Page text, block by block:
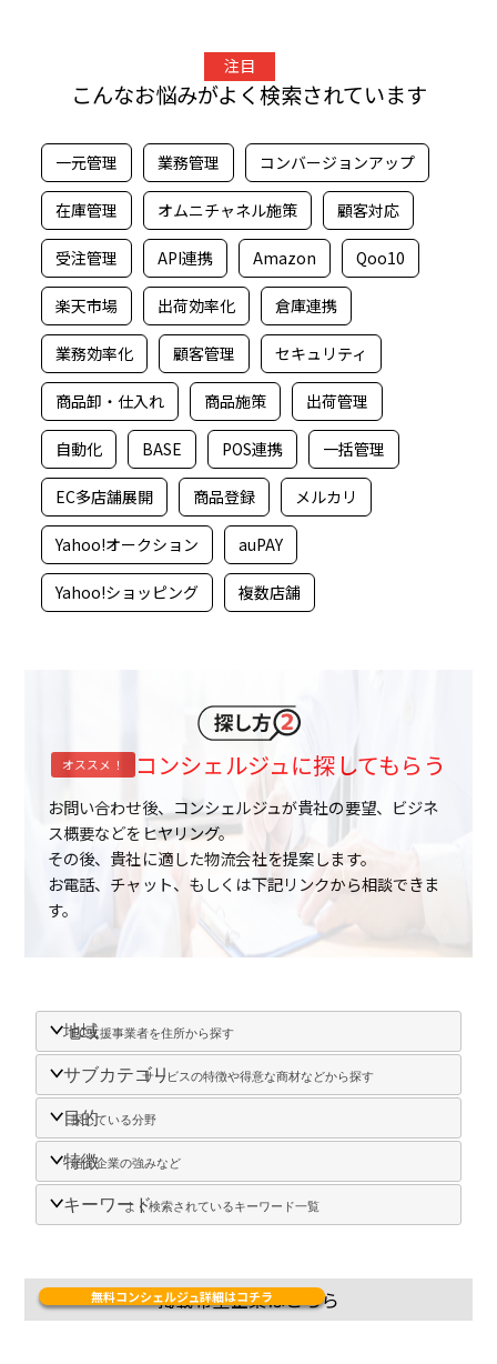
注目
こんなお悩みがよく検索されています
一元管理 業務管理 コンバージョンアップ
在庫管理 オムニチャネル施策 顧客対応
受注管理 API連携 Amazon Qoo10
楽天市場 出荷効率化 倉庫連携
業務効率化 顧客管理 セキュリティ
商品卸・仕入れ 商品施策 出荷管理
自動化 BASE POS連携 一括管理
EC多店舗展開 商品登録 メルカリ
Yahoo!オークション auPAY
Yahoo!ショッピング 複数店舗
オススメ！ コンシェルジュに探してもらう
お問い合わせ後、コンシェルジュが貴社の要望、ビジネ
ス概要などをヒヤリング。
その後、貴社に適した物流会社を提案します。
お電話、チャット、もしくは下記リンクから相談できま
す。
地域
EC支援事業者を住所から探す
サブカテゴリサービスの特徴や得意な商材などから探す
目的
探している分野
特徴
紹介企業の強みなど
キーワードよく検索されているキーワード一覧
無料コンシェルジュ詳細はコチラ
Company register
掲載希望企業はこちら